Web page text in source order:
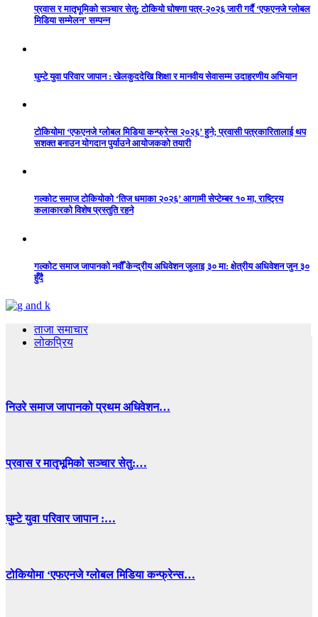
प्रवास र मातृभूमिको सञ्चार सेतु: टोकियो घोषणा पत्र-२०२६ जारी गर्दै ‘एफएनजे ग्लोबल
मिडिया सम्मेलन’ सम्पन्न
घुम्टे युवा परिवार जापान : खेलकुददेखि शिक्षा र मानवीय सेवासम्म उदाहरणीय अभियान
टोकियोमा ‘एफएनजे ग्लोबल मिडिया कन्फ्रेन्स २०२६’ हुने; प्रवासी पत्रकारितालाई थप
सशक्त बनाउन योगदान पुर्याउने आयोजकको तयारी
गल्कोट समाज टोकियोको ‘तिज धमाका २०२६’ आगामी सेप्टेम्बर १० मा, राष्ट्रिय
कलाकारको विशेष प्रस्तुति रहने
गल्कोट समाज जापानको नवौँ केन्द्रीय अधिवेशन जुलाइ ३० मा: क्षेत्रीय अधिवेशन जुन ३०
हुँदै
ताजा समाचार
लोकप्रिय
निउरे समाज जापानको प्रथम अधिवेशन…
प्रवास र मातृभूमिको सञ्चार सेतु:…
घुम्टे युवा परिवार जापान :…
टोकियोमा ‘एफएनजे ग्लोबल मिडिया कन्फ्रेन्स…